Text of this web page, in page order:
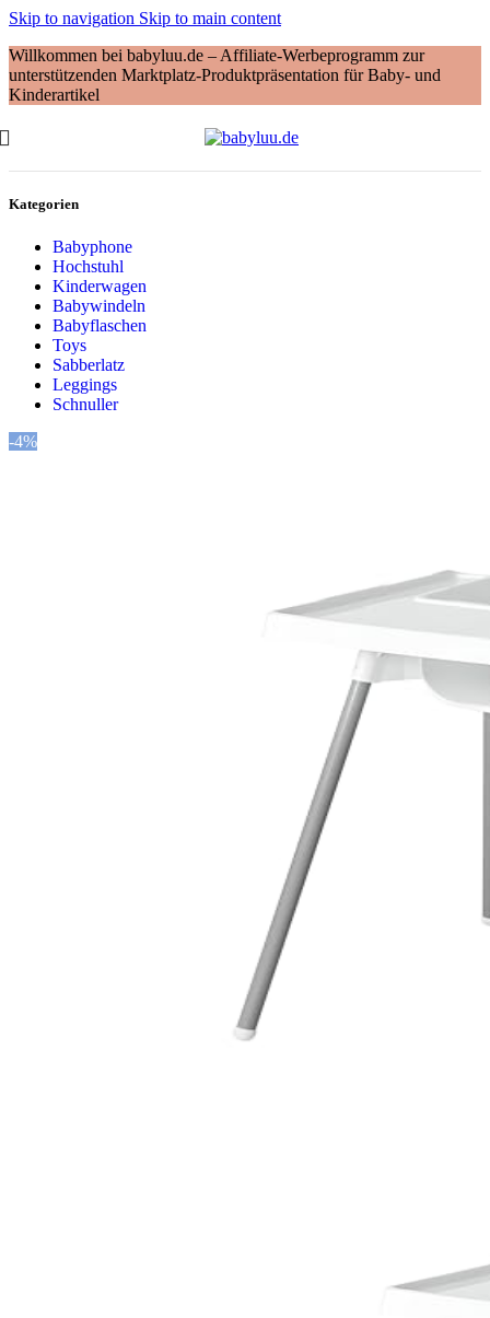
Skip to navigation Skip to main content
Willkommen bei babyluu.de – Affiliate-Werbeprogramm zur
unterstützenden Marktplatz-Produktpräsentation für Baby- und
Kinderartikel
Kategorien
Babyphone
Hochstuhl
Kinderwagen
Babywindeln
Babyflaschen
Toys
Sabberlatz
Leggings
Schnuller
-4%